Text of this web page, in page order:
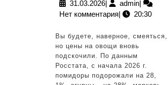
31.03.202631.03.2026
| adminadmin
|
Нет комментария| 20:30
Вы будете, наверное, смеяться,
но цены на овощи вновь
подскочили. По данным
Росстата, с начала 2026 г.
помидоры подорожали на 28,